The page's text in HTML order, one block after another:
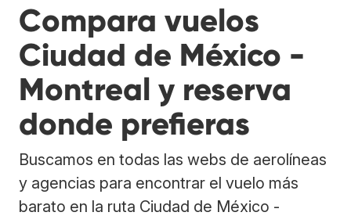
Compara vuelos
Ciudad de México -
Montreal y reserva
donde prefieras
Buscamos en todas las webs de aerolíneas
y agencias para encontrar el vuelo más
barato en la ruta Ciudad de México -